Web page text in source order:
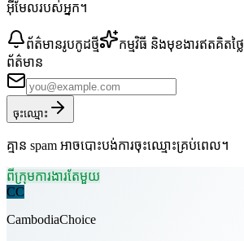
អ៊ីមែលរបស់អ្នក។
ព័ត៌មានរូបកូដថ្មី កម្មវិធី និងមុខងារឥតគិតថ្លៃ
ព័ត៌មាន
ចុះឈ្មោះ
គ្មាន spam អាចបោះបង់ការចុះឈ្មោះគ្រប់ពេល។
ពីក្រុមការងារតែមួយ
CC
CambodiaChoice